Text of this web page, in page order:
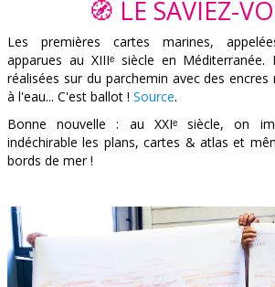
🧭 LE SAVIEZ-
​Les premières cartes marines,
apparues au XIIIᵉ siècle en Méditerranée.
réalisées sur du parchemin avec des encres
à l'eau... C'est ballot ! Source.
Bonne nouvelle : au XXIᵉ siècle, on
indéchirable les plans, cartes & atlas et
bords de mer !